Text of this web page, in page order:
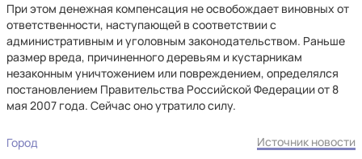
При этом денежная компенсация не освобождает виновных от
ответственности, наступающей в соответствии с
административным и уголовным законодательством. Раньше
размер вреда, причиненного деревьям и кустарникам
незаконным уничтожением или повреждением, определялся
постановлением Правительства Российской Федерации от 8
мая 2007 года. Сейчас оно утратило силу.
Город Источник новости